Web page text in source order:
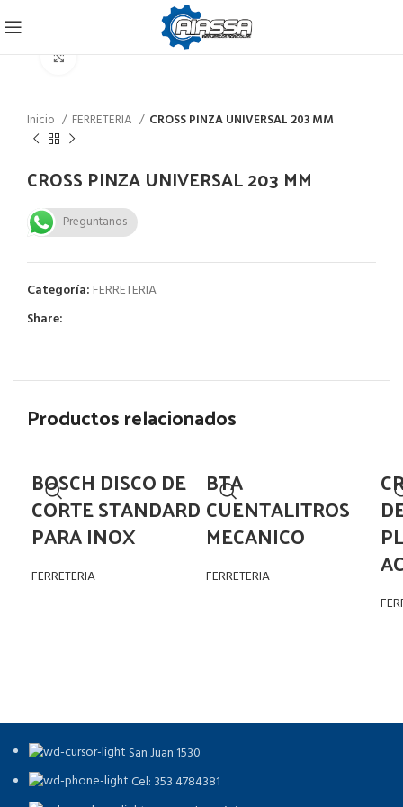
Inicio FERRETERIA CROSS PINZA UNIVERSAL 203 MM
CROSS PINZA UNIVERSAL 203 MM
Preguntanos
Categoría: FERRETERIA
Share:
Productos relacionados
BOSCH DISCO DE
CORTE STANDARD
PARA INOX
FERRETERIA
BTA
CUENTALITROS
MECANICO
FERRETERIA
San Juan 1530
Cel: 353 4784381